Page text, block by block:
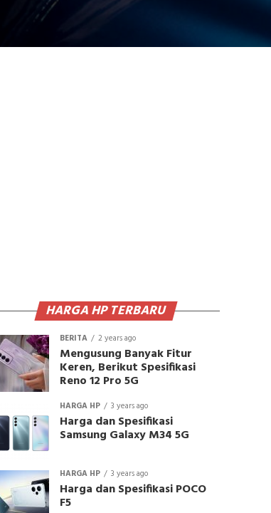
HARGA HP TERBARU
BERITA 2 years ago
Mengusung Banyak Fitur
Keren, Berikut Spesifikasi
Reno 12 Pro 5G
HARGA HP 3 years ago
Harga dan Spesifikasi
Samsung Galaxy M34 5G
HARGA HP 3 years ago
Harga dan Spesifikasi POCO
F5